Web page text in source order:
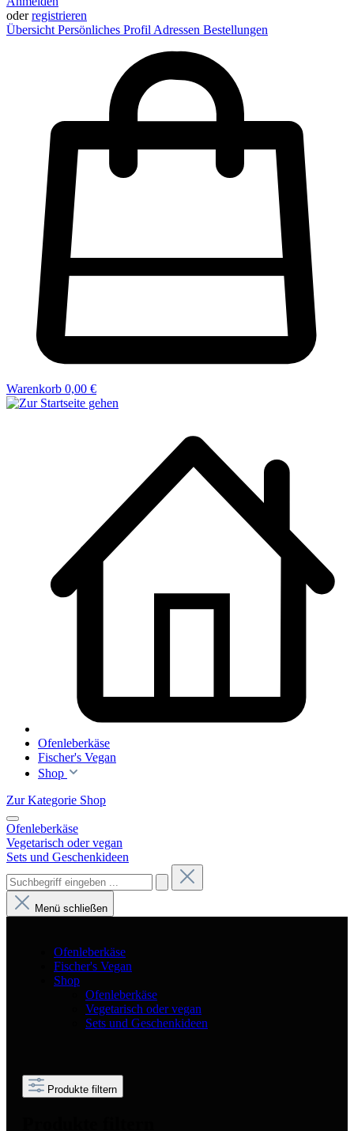
oderregistrieren
Übersicht Persönliches Profil Adressen Bestellungen
Warenkorb 0,00 €
Ofenleberkäse
Fischer's Vegan
Shop
Zur Kategorie Shop
Ofenleberkäse
Vegetarisch oder vegan
Sets und Geschenkideen
Menü schließen
Ofenleberkäse
Fischer's Vegan
Shop
Ofenleberkäse
Vegetarisch oder vegan
Sets und Geschenkideen
Produkte filtern